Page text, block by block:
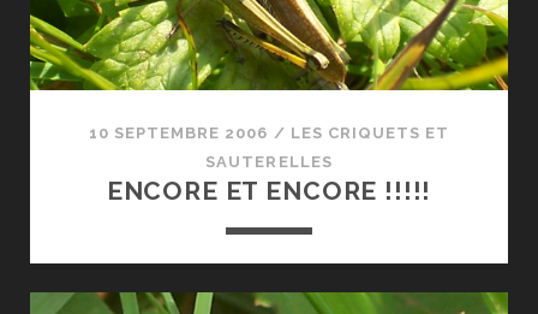
10 SEPTEMBRE 2006 / LES CRIQUETS ET
SAUTERELLES
ENCORE ET ENCORE !!!!!